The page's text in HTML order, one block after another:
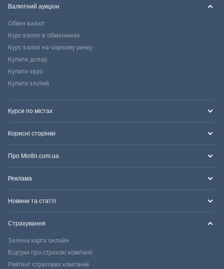
Валютний аукціон
Обмін валют
Курс валют в обмінниках
Курс валют на чорному ринку
Купити долар
Купити євро
Купити злотий
Курси по містах
Корисні сторінки
Про Minfin.com.ua
Реклама
Новини та статті
Страхування
Зелена карта онлайн
Відгуки про страхові компанії
Рейтинг страхових компаній